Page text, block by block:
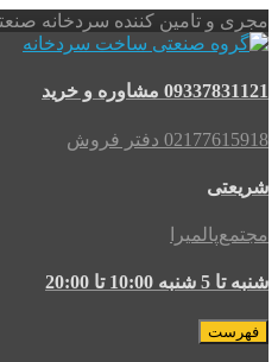
تامین کننده سردخانه صنعتی
و خرید
دفتر فروش